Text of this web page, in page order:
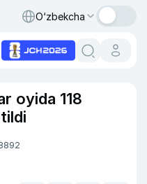
O‘zbekcha
oyida 118